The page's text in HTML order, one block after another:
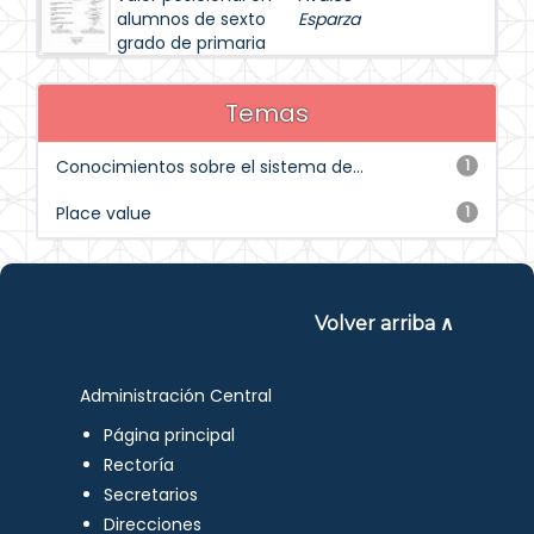
alumnos de sexto
grado de primaria
Esparza
Temas
1
Conocimientos sobre el sistema de...
1
Place value
Volver arriba ∧
Administración Central
Página principal
Rectoría
Secretarios
Direcciones